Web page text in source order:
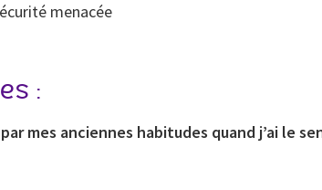
menacée
:
mes anciennes habitudes quand j’ai le